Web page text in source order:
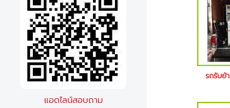
รถรับย้
แอดไลน์สอบถาม